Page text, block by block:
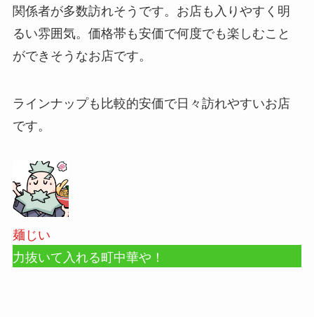
関係者が多数訪れそうです。お店も入りやすく明
るい雰囲気。価格帯も安価で何度でも楽しむこと
ができそうなお店です。
ラインナップも比較的安価で日々訪れやすいお店
です。
麺じい
力抜いて入れる町中華や！